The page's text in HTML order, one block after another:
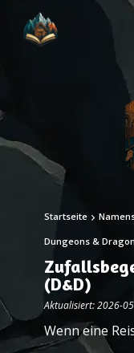
Startseite
Dungeons &
(D&D)
Aktualisiert: 2026-
Wenn eine